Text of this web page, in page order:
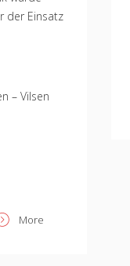
der Einsatz
– Vilsen
More